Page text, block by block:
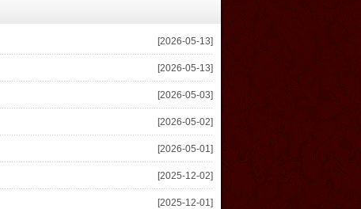
[2026-05-13]
[2026-05-13]
[2026-05-03]
[2026-05-02]
[2026-05-01]
[2025-12-02]
[2025-12-01]